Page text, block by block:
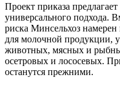
Проект приказа предлагает
универсального подхода.
риска Минсельхоз намерен
для молочной продукции,
животных, мясных и
осетровых и лососевых.
останутся прежними.